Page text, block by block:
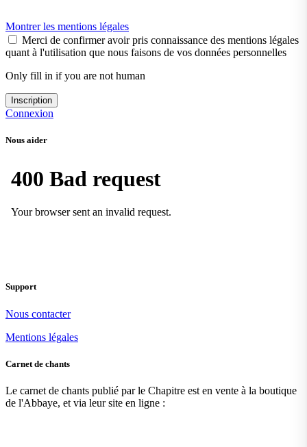
Montrer les mentions légales
Merci de confirmer avoir pris connaissance des mentions légales
quant à l'utilisation que nous faisons de vos données personnelles
Only fill in if you are not human
Connexion
Nous aider
Support
Nous contacter
Mentions légales
Carnet de chants
Le carnet de chants publié par le Chapitre est en vente à la boutique
de l'Abbaye, et via leur site en ligne :